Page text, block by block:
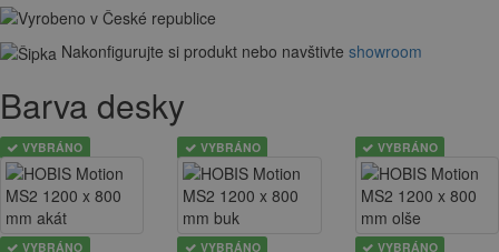
Nakonfigurujte si produkt nebo navštivte showroom
Barva desky
VYBRÁNO VYBRÁNO VYBRÁNO
VYBRÁNO VYBRÁNO VYBRÁNO